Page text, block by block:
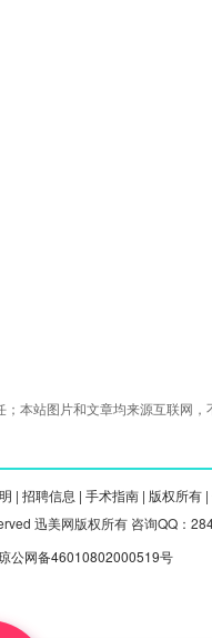
本站图片和文章均来源互联网
| 招聘信息 | 手术指南 | 版权所有 |
迅美网版权所有 咨询QQ：
公网备46010802000519号